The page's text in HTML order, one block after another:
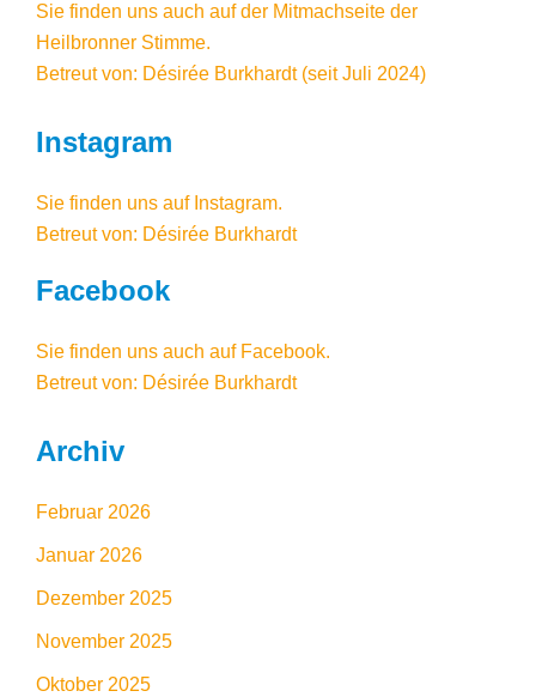
Sie finden uns auch auf der Mitmachseite der
Heilbronner Stimme.
Betreut von: Désirée Burkhardt (seit Juli 2024)
Instagram
Sie finden uns auf Instagram.
Betreut von: Désirée Burkhardt
Facebook
Sie finden uns auch auf Facebook.
Betreut von: Désirée Burkhardt
Archiv
Februar 2026
Januar 2026
Dezember 2025
November 2025
Oktober 2025